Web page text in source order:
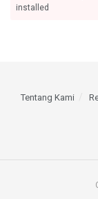
installed
Tentang Kami